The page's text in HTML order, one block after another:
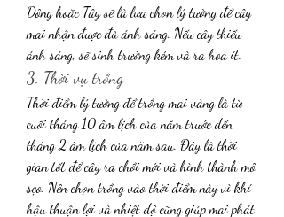
Đông hoặc Tây sẽ là lựa chọn lý tưởng để cây
mai nhận được đủ ánh sáng. Nếu cây thiếu
ánh sáng, sẽ sinh trưởng kém và ra hoa ít.
3. Thời vụ trồng
Thời điểm lý tưởng để trồng mai vàng là từ
cuối tháng 10 âm lịch của năm trước đến
tháng 2 âm lịch của năm sau. Đây là thời
gian tốt để cây ra chồi mới và hình thành mô
sẹo. Nên chọn trồng vào thời điểm này vì khí
hậu thuận lợi và nhiệt độ cũng giúp mai phát